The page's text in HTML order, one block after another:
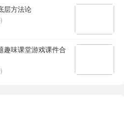
层方法论
趣味课堂游戏课件合